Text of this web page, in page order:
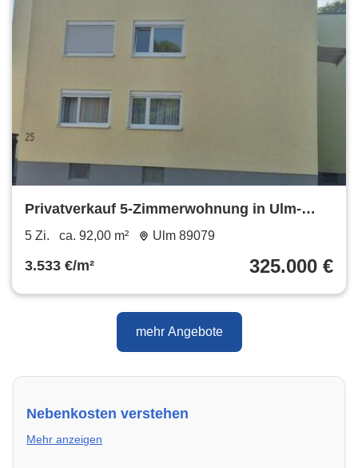
Privatverkauf 5-Zimmerwohnung in Ulm-
Wiblingen
5 Zi. ca. 92,00 m² Ulm 89079
3.533 €/m² 325.000 €
mehr Angebote
Nebenkosten verstehen
Mehr anzeigen